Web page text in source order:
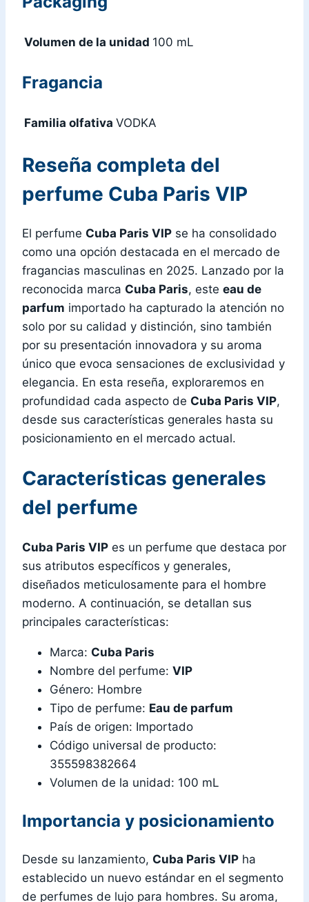
Volumen de la unidad 100 mL
Fragancia
Familia olfativa VODKA
Reseña completa del
perfume Cuba Paris VIP
El perfume Cuba Paris VIP se ha consolidado
como una opción destacada en el mercado de
fragancias masculinas en 2025. Lanzado por la
reconocida marca Cuba Paris, este eau de
parfum importado ha capturado la atención no
solo por su calidad y distinción, sino también
por su presentación innovadora y su aroma
único que evoca sensaciones de exclusividad y
elegancia. En esta reseña, exploraremos en
profundidad cada aspecto de Cuba Paris VIP,
desde sus características generales hasta su
posicionamiento en el mercado actual.
Características generales
del perfume
Cuba Paris VIP es un perfume que destaca por
sus atributos específicos y generales,
diseñados meticulosamente para el hombre
moderno. A continuación, se detallan sus
principales características:
Marca: Cuba Paris
Nombre del perfume: VIP
Género: Hombre
Tipo de perfume: Eau de parfum
País de origen: Importado
Código universal de producto:
355598382664
Volumen de la unidad: 100 mL
Importancia y posicionamiento
Desde su lanzamiento, Cuba Paris VIP ha
establecido un nuevo estándar en el segmento
de perfumes de lujo para hombres. Su aroma,